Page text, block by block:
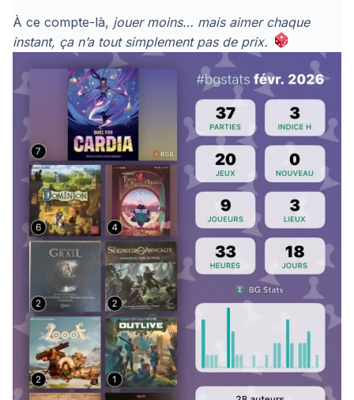
À ce compte-là, jouer moins… mais aimer chaque
instant, ça n’a tout simplement pas de prix.